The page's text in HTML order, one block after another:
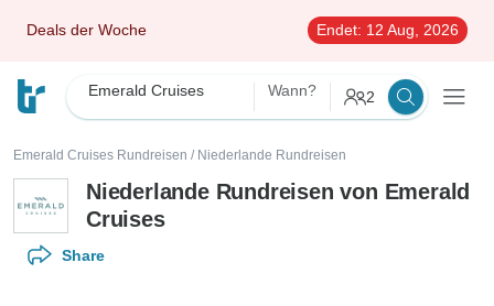
Deals der Woche Endet: 12 Aug, 2026
Emerald Cruises Wann? 2
Emerald Cruises Rundreisen / Niederlande Rundreisen
Niederlande Rundreisen von Emerald
Cruises
Share